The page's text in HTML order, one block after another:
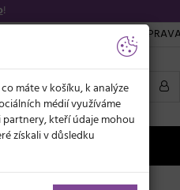
!
máte v košíku, k analýze
médií využíváme
kteří údaje mohou
získali v důsledku